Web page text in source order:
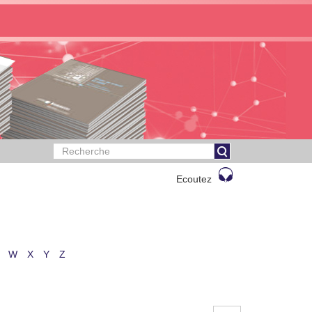
Ecoutez
W X Y Z